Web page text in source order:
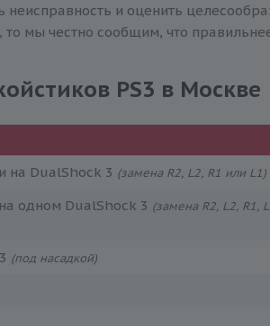
и оценить
мы честно сообщим, что
PS3 в Москве
на DualShock 3 (замена R2, L2, R1 или L1)
одном DualShock 3 (замена R2, L2, R1,
(под насадкой)